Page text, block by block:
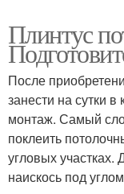
Плинтус
После
занести на сутки в
монтаж. Самый
поклеить
угловых участках.
наискось под